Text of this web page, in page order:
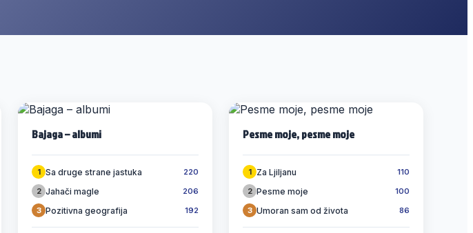
Bajaga – albumi
1 Sa druge strane jastuka
220
2 Jahači magle
206
3 Pozitivna geografija 192
Pesme moje, pesme moje
1 Za Ljiljanu
110
2 Pesme moje
100
3 Umoran sam od života 86